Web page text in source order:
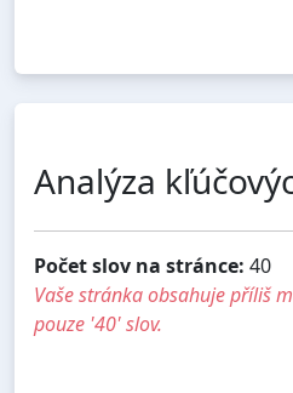
Analýza
Počet slov na stránce: 40
Vaše stránka obsahuje příliš
pouze '40' slov.